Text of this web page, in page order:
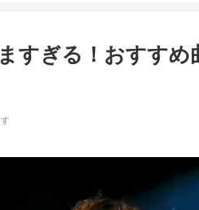
すぎる！おすすめ